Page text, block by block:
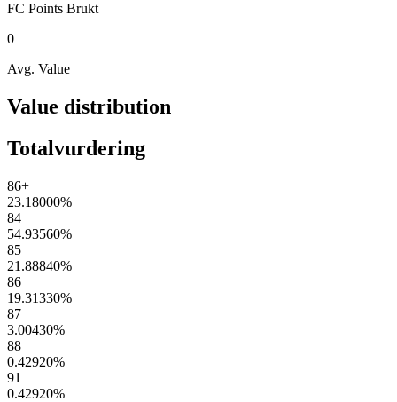
FC Points Brukt
0
Avg. Value
Value distribution
Totalvurdering
86+
23.18000%
84
54.93560%
85
21.88840%
86
19.31330%
87
3.00430%
88
0.42920%
91
0.42920%